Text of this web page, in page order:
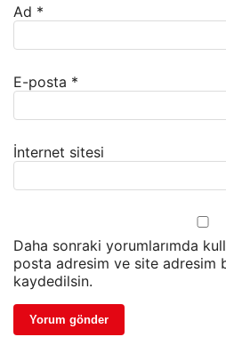
Ad *
E-posta *
İnternet sitesi
Daha sonraki yorumlarımda
posta adresim ve site adresim
kaydedilsin.